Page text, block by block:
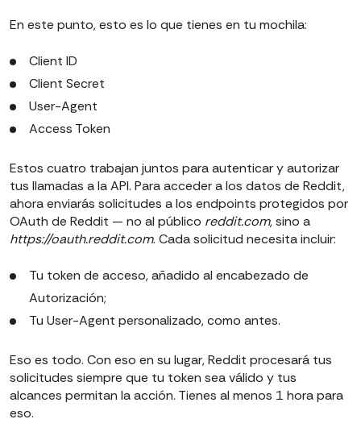
En este punto, esto es lo que tienes en tu mochila:
Client ID
Client Secret
User-Agent
Access Token
Estos cuatro trabajan juntos para autenticar y autorizar
tus llamadas a la API. Para acceder a los datos de Reddit,
ahora enviarás solicitudes a los endpoints protegidos por
OAuth de Reddit — no al público reddit.com, sino a
https://oauth.reddit.com. Cada solicitud necesita incluir:
Tu token de acceso, añadido al encabezado de
Autorización;
Tu User-Agent personalizado, como antes.
Eso es todo. Con eso en su lugar, Reddit procesará tus
solicitudes siempre que tu token sea válido y tus
alcances permitan la acción. Tienes al menos 1 hora para
eso.